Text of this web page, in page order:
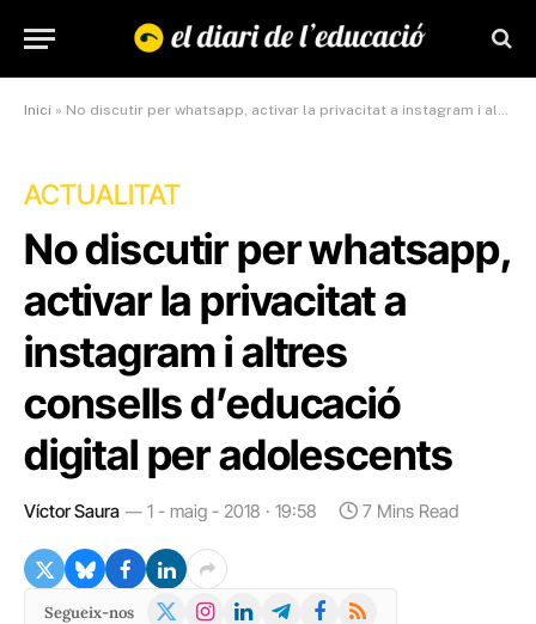
Inici » No discutir per whatsapp, activar la privacitat a instagram i altres consells d’educació digital per adolescents
ACTUALITAT
No discutir per whatsapp,
activar la privacitat a
instagram i altres
consells d’educació
digital per adolescents
Víctor Saura 1 - maig - 2018 · 19:58 7 Mins Read
Segueix-nos
X
Instagram
LinkedInTelegramFacebook
RSS